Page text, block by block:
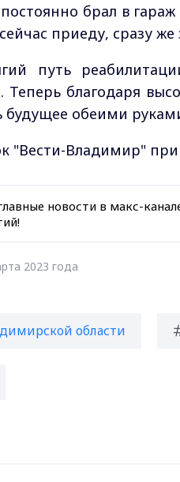
брал в
приеду, сразу
путь
Теперь благодаря
будущее обеими
"Вести-Владимир"
новости в макс-
2023 года
области